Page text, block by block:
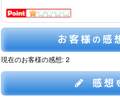
お客様の感
現在のお客様の感想: 2
感想